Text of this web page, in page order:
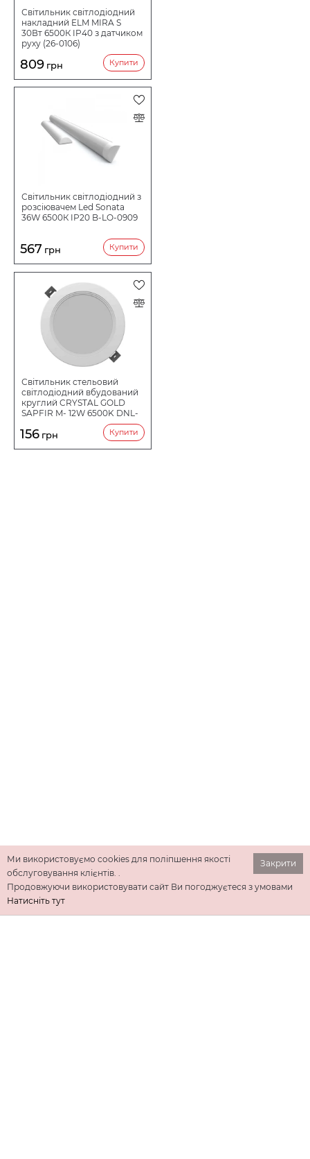
Світильник світлодіодний
накладний ELM MIRA S
30Вт 6500К IP40 з датчиком
руху (26-0106)
809 грн Купити
Світильник світлодіодний з
розсіювачем Led Sonata
36W 6500К IP20 B-LO-0909
567 грн Купити
Світильник стельовий
світлодіодний вбудований
круглий CRYSTAL GOLD
SAPFIR M- 12W 6500K DNL-
156 грн Купити
Закрити
Ми використовуємо cookies для поліпшення якості
обслуговування клієнтів. .
Продовжуючи використовувати сайт Ви погоджуєтеся з умовами
Натисніть тут